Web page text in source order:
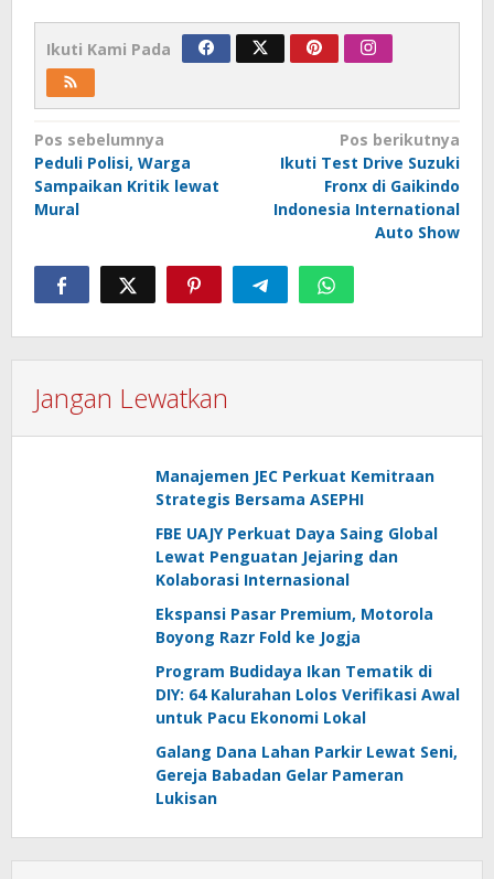
Ikuti Kami Pada
Navigasi
pos
Pos sebelumnya
Peduli Polisi, Warga
Sampaikan Kritik lewat
Mural
Pos berikutnya
Ikuti Test Drive Suzuki
Fronx di Gaikindo
Indonesia International
Auto Show
Jangan Lewatkan
Manajemen JEC Perkuat Kemitraan
Strategis Bersama ASEPHI
FBE UAJY Perkuat Daya Saing Global
Lewat Penguatan Jejaring dan
Kolaborasi Internasional
Ekspansi Pasar Premium, Motorola
Boyong Razr Fold ke Jogja
Program Budidaya Ikan Tematik di
DIY: 64 Kalurahan Lolos Verifikasi Awal
untuk Pacu Ekonomi Lokal
Galang Dana Lahan Parkir Lewat Seni,
Gereja Babadan Gelar Pameran
Lukisan